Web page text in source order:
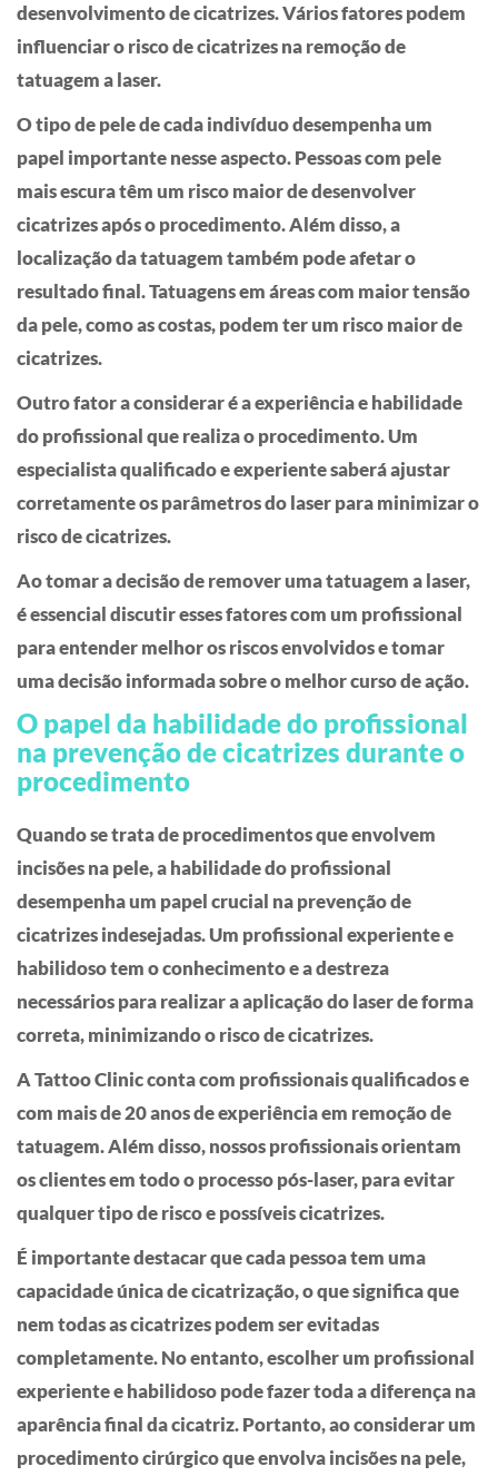
desenvolvimento de cicatrizes. Vários fatores podem
influenciar o risco de cicatrizes na remoção de
tatuagem a laser.
O tipo de pele de cada indivíduo desempenha um
papel importante nesse aspecto. Pessoas com pele
mais escura têm um risco maior de desenvolver
cicatrizes após o procedimento. Além disso, a
localização da tatuagem também pode afetar o
resultado final. Tatuagens em áreas com maior tensão
da pele, como as costas, podem ter um risco maior de
cicatrizes.
Outro fator a considerar é a experiência e habilidade
do profissional que realiza o procedimento. Um
especialista qualificado e experiente saberá ajustar
corretamente os parâmetros do laser para minimizar o
risco de cicatrizes.
Ao tomar a decisão de remover uma tatuagem a laser,
é essencial discutir esses fatores com um profissional
para entender melhor os riscos envolvidos e tomar
uma decisão informada sobre o melhor curso de ação.
O papel da habilidade do profissional
na prevenção de cicatrizes durante o
procedimento
Quando se trata de procedimentos que envolvem
incisões na pele, a habilidade do profissional
desempenha um papel crucial na prevenção de
cicatrizes indesejadas. Um profissional experiente e
habilidoso tem o conhecimento e a destreza
necessários para realizar a aplicação do laser de forma
correta, minimizando o risco de cicatrizes.
A Tattoo Clinic conta com profissionais qualificados e
com mais de 20 anos de experiência em remoção de
tatuagem. Além disso, nossos profissionais orientam
os clientes em todo o processo pós-laser, para evitar
qualquer tipo de risco e possíveis cicatrizes.
É importante destacar que cada pessoa tem uma
capacidade única de cicatrização, o que significa que
nem todas as cicatrizes podem ser evitadas
completamente. No entanto, escolher um profissional
experiente e habilidoso pode fazer toda a diferença na
aparência final da cicatriz. Portanto, ao considerar um
procedimento cirúrgico que envolva incisões na pele,